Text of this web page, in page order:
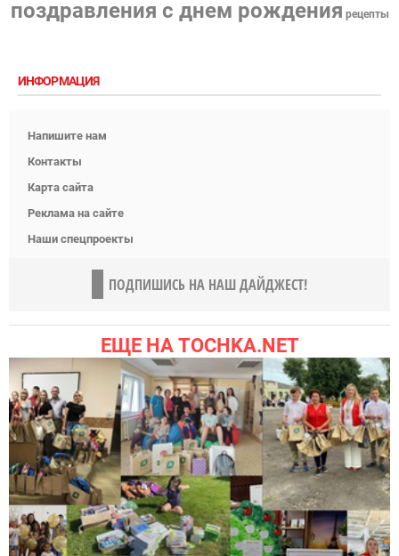
поздравления с днем рождения рецепты
ИНФОРМАЦИЯ
Напишите нам
Контакты
Карта сайта
Реклама на сайте
Наши спецпроекты
ПОДПИШИСЬ НА НАШ ДАЙДЖЕСТ!
ЕЩЕ НА TOCHKA.NET